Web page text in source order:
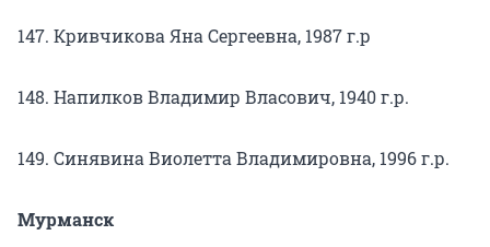
147. Кривчикова Яна Сергеевна, 1987 г.р
148. Напилков Владимир Власович, 1940 г.р.
149. Синявина Виолетта Владимировна, 1996 г.р.
Мурманск